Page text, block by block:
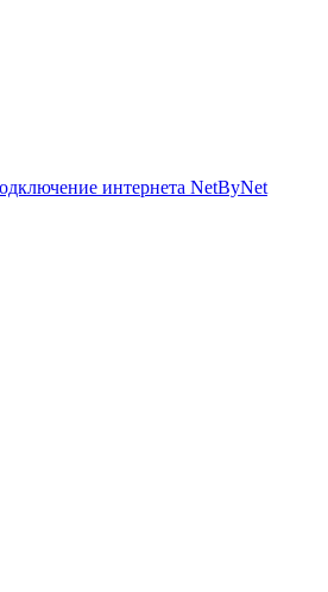
интернета NetByNet